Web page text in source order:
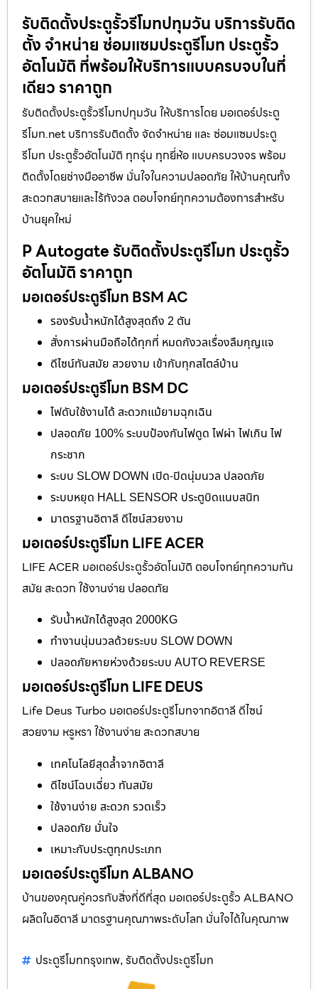
รับติดตั้งประตูรั้วรีโมทปทุมวัน บริการรับติด
ตั้ง จำหน่าย ซ่อมแซมประตูรีโมท ประตูรั้ว
อัตโนมัติ ที่พร้อมให้บริการแบบครบจบในที่
เดียว ราคาถูก
รับติดตั้งประตูรั้วรีโมทปทุมวัน ให้บริการโดย มอเตอร์ประตู
รีโมท.net บริการรับติดตั้ง จัดจำหน่าย และ ซ่อมแซมประตู
รีโมท ประตูรั้วอัตโนมัติ ทุกรุ่น ทุกยี่ห้อ แบบครบวงจร พร้อม
ติดตั้งโดยช่างมืออาชีพ มั่นใจในความปลอดภัย ให้บ้านคุณทั้ง
สะดวกสบายและไร้กังวล ตอบโจทย์ทุกความต้องการสำหรับ
บ้านยุคใหม่
P Autogate รับติดตั้งประตูรีโมท ประตูรั้ว
อัตโนมัติ ราคาถูก
มอเตอร์ประตูรีโมท BSM AC
รองรับน้ำหนักได้สูงสุดถึง 2 ตัน
สั่งการผ่านมือถือได้ทุกที่ หมดกังวลเรื่องลืมกุญแจ
ดีไซน์ทันสมัย สวยงาม เข้ากับทุกสไตล์บ้าน
มอเตอร์ประตูรีโมท BSM DC
ไฟดับใช้งานได้ สะดวกแม้ยามฉุกเฉิน
ปลอดภัย 100% ระบบป้องกันไฟดูด ไฟผ่า ไฟเกิน ไฟ
กระชาก
ระบบ SLOW DOWN เปิด-ปิดนุ่มนวล ปลอดภัย
ระบบหยุด HALL SENSOR ประตูบิดแนบสนิท
มาตรฐานอิตาลี ดีไซน์สวยงาม
มอเตอร์ประตูรีโมท LIFE ACER
LIFE ACER มอเตอร์ประตูรั้วอัตโนมัติ ตอบโจทย์ทุกความทัน
สมัย สะดวก ใช้งานง่าย ปลอดภัย
รับน้ำหนักได้สูงสุด 2000KG
ทำงานนุ่มนวลด้วยระบบ SLOW DOWN
ปลอดภัยหายห่วงด้วยระบบ AUTO REVERSE
มอเตอร์ประตูรีโมท LIFE DEUS
Life Deus Turbo มอเตอร์ประตูรีโมทจากอิตาลี ดีไซน์
สวยงาม หรูหรา ใช้งานง่าย สะดวกสบาย
เทคโนโลยีสุดล้ำจากอิตาลี
ดีไซน์โฉบเฉี่ยว ทันสมัย
ใช้งานง่าย สะดวก รวดเร็ว
ปลอดภัย มั่นใจ
เหมาะกับประตูทุกประเภท
มอเตอร์ประตูรีโมท ALBANO
บ้านของคุณคู่ควรกับสิ่งที่ดีที่สุด มอเตอร์ประตูรั้ว ALBANO
ผลิตในอิตาลี มาตรฐานคุณภาพระดับโลก มั่นใจได้ในคุณภาพ
ประตูรีโมทกรุงเทพ, รับติดตั้งประตูรีโมท